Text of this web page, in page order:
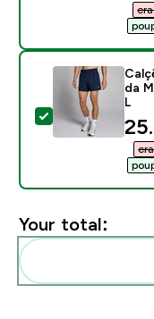
Select this
da
L
Your total: